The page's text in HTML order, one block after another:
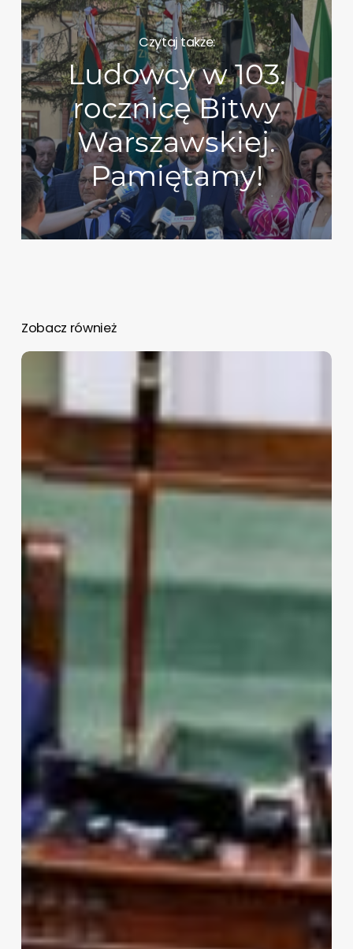
Czytaj także:
Ludowcy w 103.
rocznicę Bitwy
Warszawskiej.
Pamiętamy!
Zobacz również